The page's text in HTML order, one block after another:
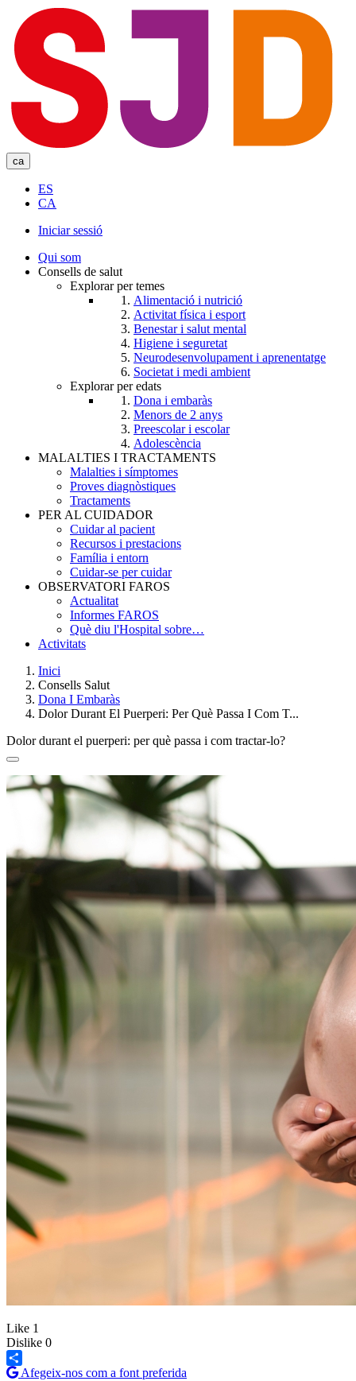
main
content
ca
ES
CA
User
account
Iniciar sessió
Qui som
Consells de salut
Explorar per temes
Alimentació i nutrició
Activitat física i esport
Benestar i salut mental
Higiene i seguretat
Neurodesenvolupament i aprenentatge
Societat i medi ambient
Explorar per edats
Dona i embaràs
Menors de 2 anys
Preescolar i escolar
Adolescència
MALALTIES I TRACTAMENTS
Malalties i símptomes
Proves diagnòstiques
Tractaments
PER AL CUIDADOR
Cuidar al pacient
Recursos i prestacions
Família i entorn
Cuidar-se per cuidar
OBSERVATORI FAROS
Actualitat
Informes FAROS
Què diu l'Hospital sobre…
Activitats
Breadcrumb
Inici
Consells Salut
Dona I Embaràs
Dolor Durant El Puerperi: Per Què Passa I Com T...
Dolor durant el puerperi: per què passa i com tractar-lo?
Like 1
Dislike 0
Share
Afegeix-nos com a font preferida